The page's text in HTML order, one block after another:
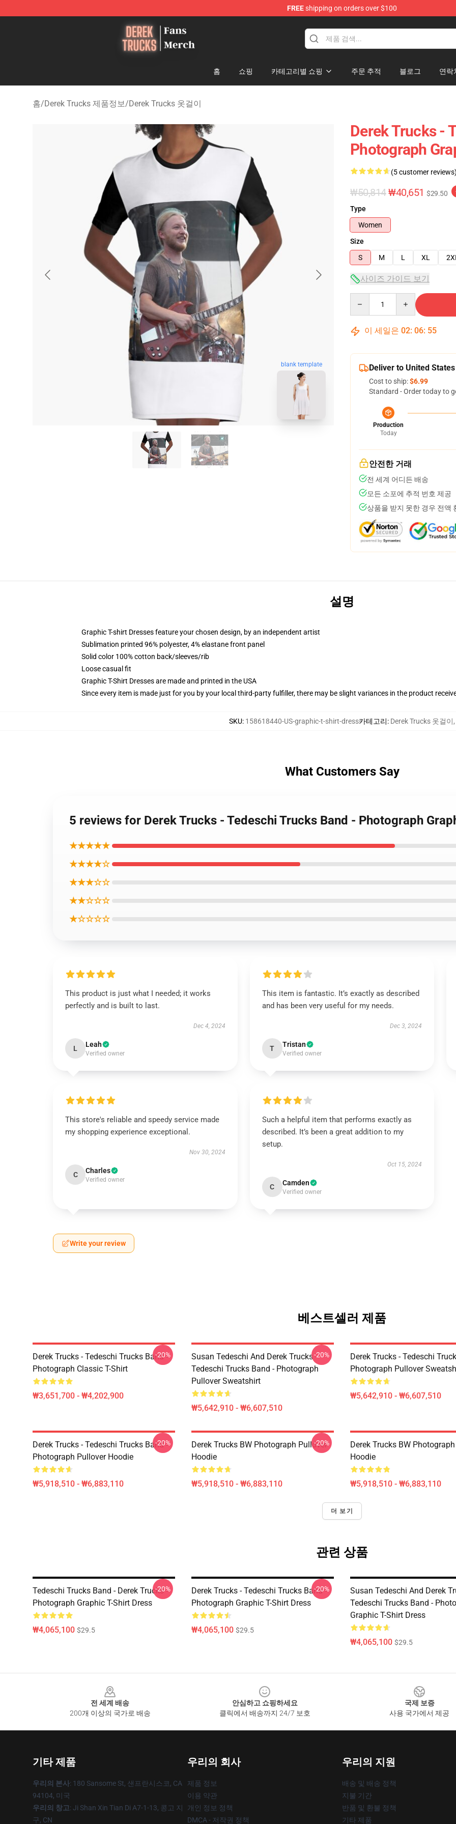
FREEshipping on orders over $100
Derek Trucks Store - Official Derek Trucks Merchandise Shop
홈 쇼핑 카테고리별 쇼핑 주문 추적 블로그 연락
홈/Derek Trucks 제품정보/Derek Trucks 옷걸이
blank template
Derek Trucks -
Photograph
(5 customer
₩50,814₩40,651 $29.50
Type
Women
Size
S
M L XL
사이즈 가이드 보기
이 세일은 02: 06: 54
Deliver to United States
Cost to ship:$6.99
Standard - Order today to
Production
Today
안전한 거래
전 세계 어디든 배송
모든 소포에 추적 번호 제공
상품을 받지 못한 경우 전액
설명
Graphic T-shirt Dresses feature your chosen design, by an independent artist
Sublimation printed 96% polyester, 4% elastane front panel
Solid color 100% cotton back/sleeves/rib
Loose casual fit
Graphic T-Shirt Dresses are made and printed in the USA
Since every item is made just for you by your local third-party fulfiller, there may be slight variances in the product
SKU: 158618440-US-graphic-t-shirt-dress카테고리: Derek Trucks 옷걸이,
What Customers Say
5 reviews for Derek Trucks - Tedeschi Trucks Band - Photograph
★★★★★
★★★★☆
★★★☆☆
★★☆☆☆
★☆☆☆☆
This product is just what I needed; it works
perfectly and is built to last.
Dec 4, 2024
L Leah
Verified owner
This item is fantastic. It’s exactly as described
and has been very useful for my needs.
Dec 3, 2024
T Tristan
Verified owner
This store's reliable and speedy service made
my shopping experience exceptional.
Nov 30, 2024
C Charles
Verified owner
Such a helpful item that performs exactly as
described. It’s been a great addition to my
setup.
Oct 15, 2024
C Camden
Verified owner
Write your review
베스트셀러 제품
Derek Trucks - Tedeschi Trucks Band -
Photograph Classic T-Shirt
₩3,651,700 - ₩4,202,900
-20%
Susan Tedeschi And Derek Trucks -
Tedeschi Trucks Band - Photograph
Pullover Sweatshirt
₩5,642,910 - ₩6,607,510
-20%
Derek Trucks - Tedeschi
Photograph Pullover
₩5,642,910 - ₩6,607,510
Derek Trucks - Tedeschi Trucks Band -
Photograph Pullover Hoodie
₩5,918,510 - ₩6,883,110
-20%
Derek Trucks BW Photograph Pullover
Hoodie
₩5,918,510 - ₩6,883,110
-20%
Derek Trucks BW
Hoodie
₩5,918,510 - ₩6,883,110
더 보기
관련 상품
Tedeschi Trucks Band - Derek Trucks -
Photograph Graphic T-Shirt Dress
₩4,065,100 $29.5
-20%
Derek Trucks - Tedeschi Trucks Band -
Photograph Graphic T-Shirt Dress
₩4,065,100 $29.5
-20%
Susan Tedeschi And Derek
Tedeschi Trucks Band -
Graphic T-Shirt Dress
₩4,065,100 $29.5
전 세계 배송
200개 이상의 국가로 배송
안심하고 쇼핑하세요
클릭에서 배송까지 24/7 보호
국제 보증
사용 국가에서 제공
기타 제품
우리의 본사: 180 Sansome St, 샌프란시스코, CA
94104, 미국
우리의 창고: Ji Shan Xin Tian Di A7-1-13, 콩고 지
구, CN
우리의 회사
제품 정보
이용 약관
개인 정보 정책
DMCA - 저작권 정책
우리의 지원
배송 및 배송 정책
지불 기간
반품 및 환불 정책
기타 제품